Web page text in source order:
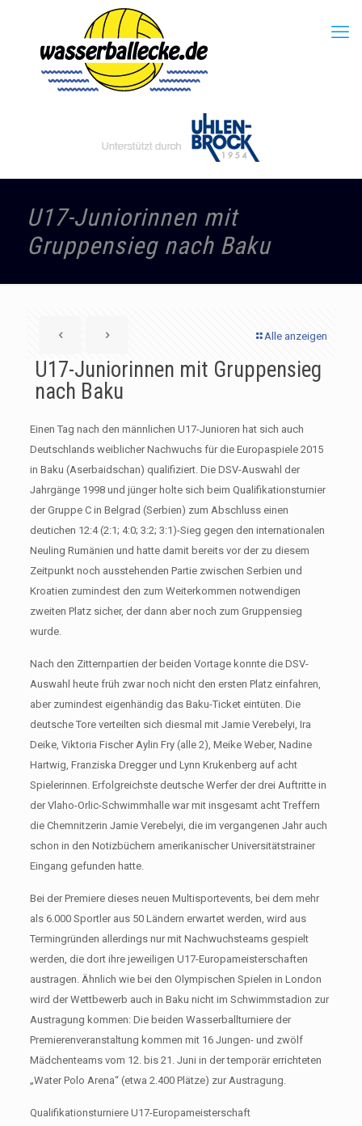
U17-Juniorinnen mit
Gruppensieg nach Baku
Alle anzeigen
U17-Juniorinnen mit Gruppensieg
nach Baku
Einen Tag nach den männlichen U17-Junioren hat sich auch
Deutschlands weiblicher Nachwuchs für die Europaspiele 2015
in Baku (Aserbaidschan) qualifiziert. Die DSV-Auswahl der
Jahrgänge 1998 und jünger holte sich beim Qualifikationsturnier
der Gruppe C in Belgrad (Serbien) zum Abschluss einen
deutichen 12:4 (2:1; 4:0; 3:2; 3:1)-Sieg gegen den internationalen
Neuling Rumänien und hatte damit bereits vor der zu diesem
Zeitpunkt noch ausstehenden Partie zwischen Serbien und
Kroatien zumindest den zum Weiterkommen notwendigen
zweiten Platz sicher, der dann aber noch zum Gruppensieg
wurde.
Nach den Zitternpartien der beiden Vortage konnte die DSV-
Auswahl heute früh zwar noch nicht den ersten Platz einfahren,
aber zumindest eigenhändig das Baku-Ticket eintüten. Die
deutsche Tore verteilten sich diesmal mit Jamie Verebelyi, Ira
Deike, Viktoria Fischer Aylin Fry (alle 2), Meike Weber, Nadine
Hartwig, Franziska Dregger und Lynn Krukenberg auf acht
Spielerinnen. Erfolgreichste deutsche Werfer der drei Auftritte in
der Vlaho-Orlic-Schwimmhalle war mit insgesamt acht Treffern
die Chemnitzerin Jamie Verebelyi, die im vergangenen Jahr auch
schon in den Notizbüchern amerikanischer Universitätstrainer
Eingang gefunden hatte.
Bei der Premiere dieses neuen Multisportevents, bei dem mehr
als 6.000 Sportler aus 50 Ländern erwartet werden, wird aus
Termingründen allerdings nur mit Nachwuchsteams gespielt
werden, die dort ihre jeweiligen U17-Europameisterschaften
austragen. Ähnlich wie bei den Olympischen Spielen in London
wird der Wettbewerb auch in Baku nicht im Schwimmstadion zur
Austragung kommen: Die beiden Wasserballturniere der
Premierenveranstaltung kommen mit 16 Jungen- und zwölf
Mädchenteams vom 12. bis 21. Juni in der temporär errichteten
„Water Polo Arena“ (etwa 2.400 Plätze) zur Austragung.
Qualifikationsturniere U17-Europameisterschaft